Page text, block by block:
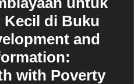
Kecil di Buku
and
with Poverty